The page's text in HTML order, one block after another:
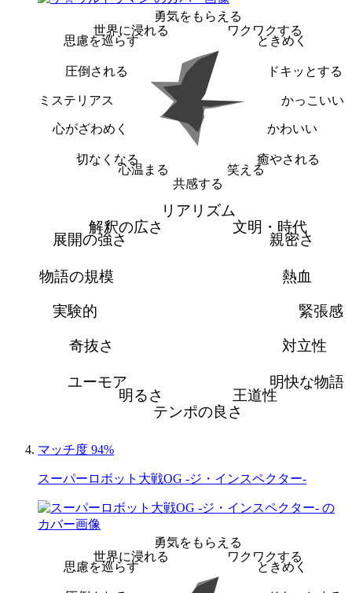
勇気をもらえる
ワクワクする
ときめく
ドキッとする
かっこいい
かわいい
癒やされる
笑える
共感する
心温まる
切なくなる
心がざわめく
ミステリアス
圧倒される
思慮を巡らす
世界に浸れる
リアリズム
文明・時代
親密さ
熱血
緊張感
対立性
明快な物語
王道性
テンポの良さ
明るさ
ユーモア
奇抜さ
実験的
物語の規模
展開の強さ
解釈の広さ
マッチ度 94%
スーパーロボット大戦OG -ジ・インスペクター-
勇気をもらえる
ワクワクする
ときめく
思慮を巡らす
世界に浸れる